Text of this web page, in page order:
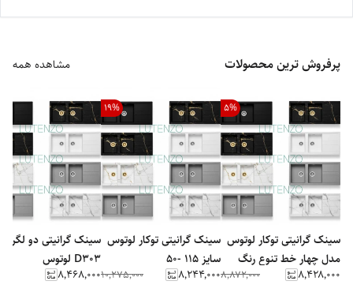
پرفروش ترین محصولات مشاهده همه
5%
سینک گرانیتی توکار لوتوس
مدل چهار خط تنوع رنگ
۸٬۴۲۸٬۰۰۰
۸٬۸۷۲٬۰۰۰
19%
سینک گرانیتی توکار لوتوس
سایز 115 -50
۸٬۲۴۴٬۰۰۰
۱۰٬۲۷۵٬۰۰۰
سینک گرانیتی دو لگن
D303 لوتوس
۸٬۴۶۸٬۰۰۰